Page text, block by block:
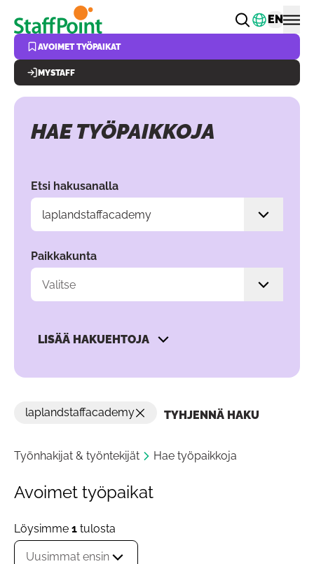
Hyppää pääsisältöön Vaihda
EN
AVOIMET TYÖPAIKAT
MYSTAFF
Hae valitsemalla hakuehtoja filttereiden avulla.
HAE TYÖPAIKKOJA
Etsi hakusanalla
Paikkakunta
LISÄÄ HAKUEHTOJA
laplandstaffacademy TYHJENNÄ HAKU
Työnhakijat & työntekijät Hae työpaikkoja
Avoimet työpaikat
Löysimme 1 tulosta
Uusimmat ensin